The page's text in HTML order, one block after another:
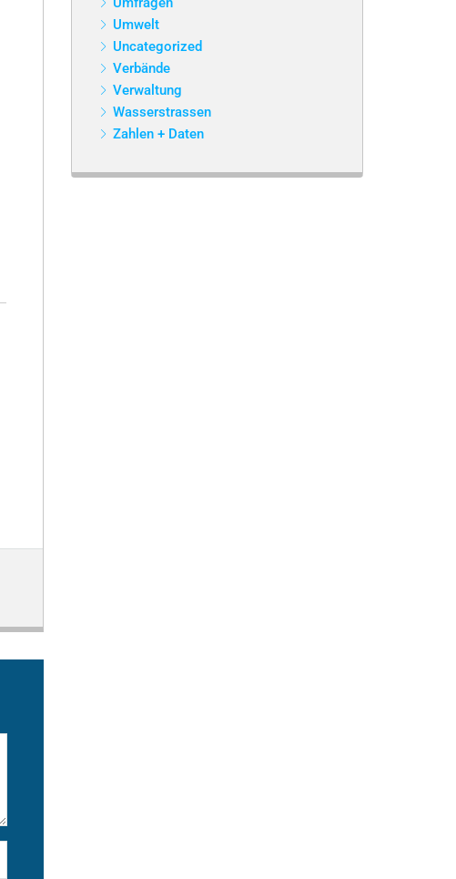
Umwelt
Uncategorized
Verbände
Verwaltung
Wasserstrassen
Zahlen + Daten